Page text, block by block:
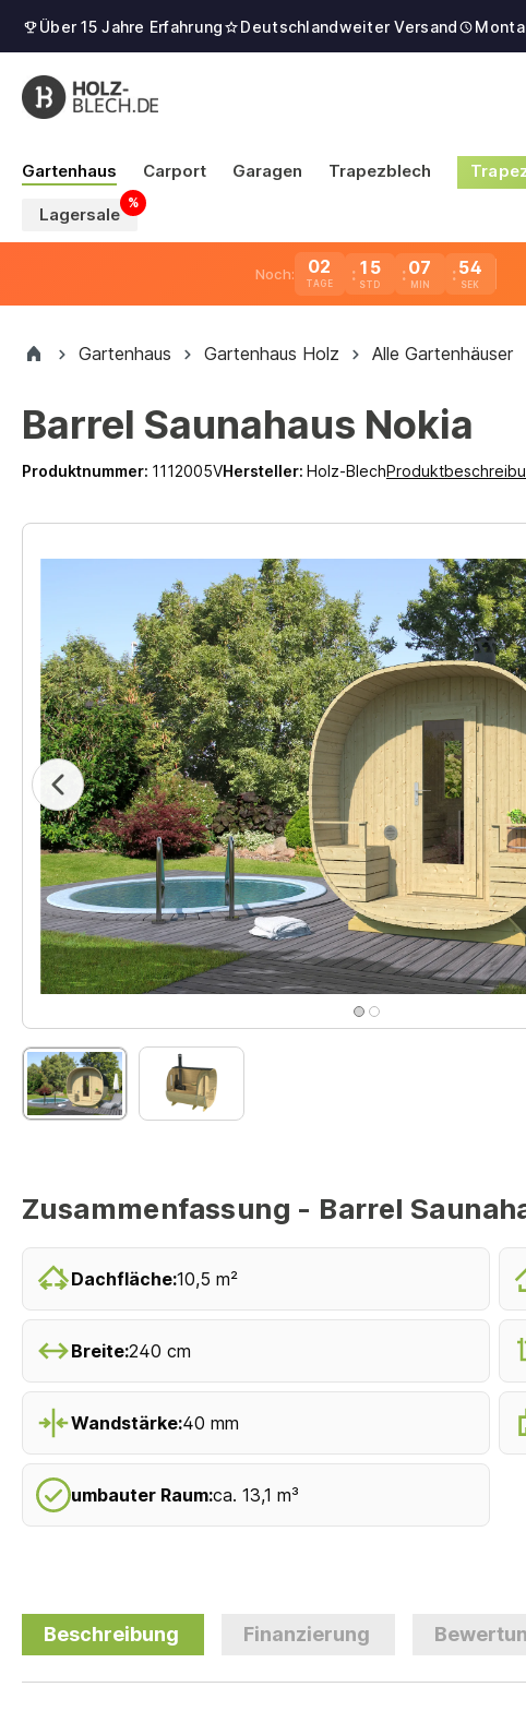
Über 15 Jahre Erfahrung Deutschlandweiter Versand
Gartenhaus Carport Garagen Trapezblech
Lagersale
Noch: 02
TAGE
15 07 53
Gartenhaus Gartenhaus Holz Alle Gartenhäuser
Barrel Saunahaus Nokia
Produktnummer: 1112005VHersteller: Holz-Blech
Zusammenfassung - Barrel
Dachfläche:10,5 m²
Breite:240 cm
Wandstärke:40 mm
umbauter Raum:ca. 13,1 m³
Beschreibung Finanzierung